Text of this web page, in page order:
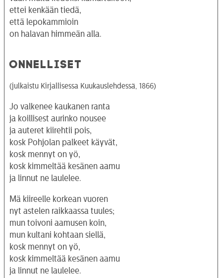
ettei kenkään tiedä,
että lepokammioin
on halavan himmeän alla.
ONNELLISET
(julkaistu Kirjallisessa Kuukauslehdessä, 1866)
Jo valkenee kaukanen ranta
ja koillisest aurinko nousee
ja auteret kiirehtii pois,
kosk Pohjolan palkeet käyvät,
kosk mennyt on yö,
kosk kimmeltää kesänen aamu
ja linnut ne laulelee.
Mä kiireelle korkean vuoren
nyt astelen raikkaassa tuules;
mun toivoni aamusen koin,
mun kultani kohtaan siellä,
kosk mennyt on yö,
kosk kimmeltää kesänen aamu
ja linnut ne laulelee.